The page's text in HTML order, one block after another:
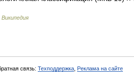
Википедия
связь: Техподдержка Реклама на сайте